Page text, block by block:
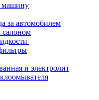
машину
за автомобилем
салоном
и электролит